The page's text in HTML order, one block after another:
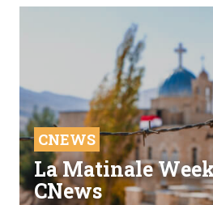
CNEWS
La Matinale
CNews